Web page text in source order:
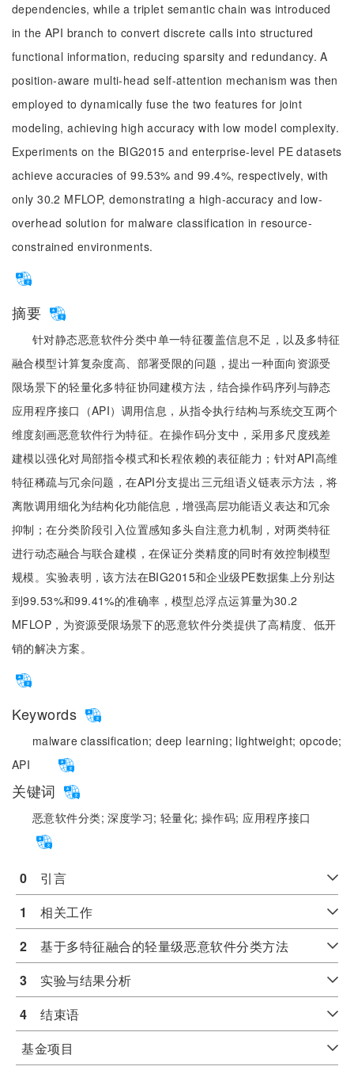
dependencies, while a triplet semantic chain was introduced
in the API branch to convert discrete calls into structured
functional information, reducing sparsity and redundancy. A
position-aware multi-head self-attention mechanism was then
employed to dynamically fuse the two features for joint
modeling, achieving high accuracy with low model complexity.
Experiments on the BIG2015 and enterprise-level PE datasets
achieve accuracies of 99.53% and 99.4%, respectively, with
only 30.2 MFLOP, demonstrating a high-accuracy and low-
overhead solution for malware classification in resource-
constrained environments.
摘要
针对静态恶意软件分类中单一特征覆盖信息不足，以及多特征
融合模型计算复杂度高、部署受限的问题，提出一种面向资源受
限场景下的轻量化多特征协同建模方法，结合操作码序列与静态
应用程序接口（API）调用信息，从指令执行结构与系统交互两个
维度刻画恶意软件行为特征。在操作码分支中，采用多尺度残差
建模以强化对局部指令模式和长程依赖的表征能力；针对API高维
特征稀疏与冗余问题，在API分支提出三元组语义链表示方法，将
离散调用细化为结构化功能信息，增强高层功能语义表达和冗余
抑制；在分类阶段引入位置感知多头自注意力机制，对两类特征
进行动态融合与联合建模，在保证分类精度的同时有效控制模型
规模。实验表明，该方法在BIG2015和企业级PE数据集上分别达
到99.53%和99.41%的准确率，模型总浮点运算量为30.2
MFLOP，为资源受限场景下的恶意软件分类提供了高精度、低开
销的解决方案。
Keywords
malware classification;deep learning; lightweight; opcode;
API
关键词
恶意软件分类;深度学习; 轻量化;操作码; 应用程序接口
0 引言
1
相关工作
2 基于多特征融合的轻量级恶意软件分类方法
3 实验与结果分析
4 结束语
基金项目